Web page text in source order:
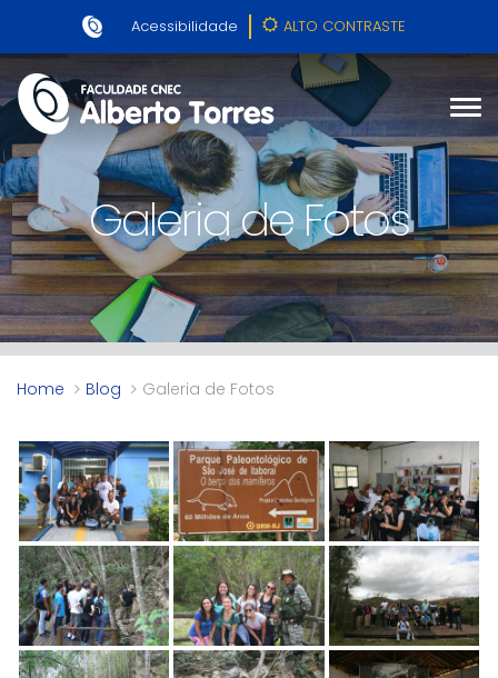
Acessibilidade ALTO CONTRASTE
Galeria de Fotos
Home Blog Galeria de Fotos